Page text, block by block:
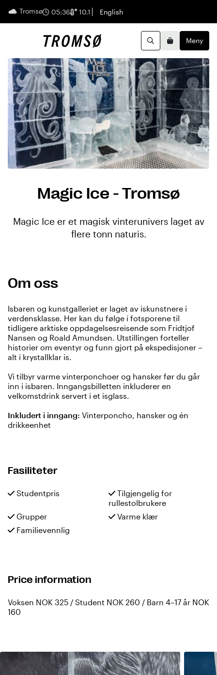
Tromsø 05:36 10.1 English
Norsk
Søk Meny
Magic Ice - Tromsø
Magic Ice er et magisk vinterunivers laget av
flere tonn naturis.
Om oss
Isbaren og kunstgalleriet er laget av iskunstnere i
verdensklasse. Her kan du følge i fotsporene til
tidligere arktiske oppdagelsesreisende som Fridtjof
Nansen og Roald Amundsen. Utstillingen forteller
historier om eventyr og funn gjort på ekspedisjoner –
alt i krystallklar is.
Vi tilbyr varme vinterponchoer og hansker før du går
inn i isbaren. Inngangsbilletten inkluderer en
velkomstdrink servert i et isglass.
Inkludert i inngang: Vinterponcho, hansker og én
drikkeenhet
Fasiliteter
Studentpris
Tilgjengelig for
rullestolbrukere
Grupper
Varme klær
Familievennlig
Price information
Voksen NOK 325 / Student NOK 260 / Barn 4–17 år NOK
160